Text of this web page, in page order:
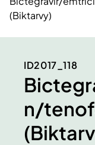
(Biktarvy)
ID2017_118
n/